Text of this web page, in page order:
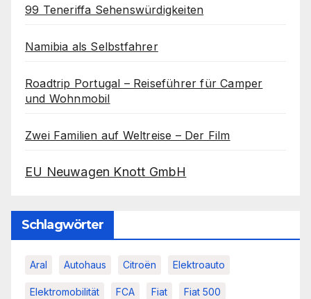
99 Teneriffa Sehenswürdigkeiten
Namibia als Selbstfahrer
Roadtrip Portugal – Reiseführer für Camper
und Wohnmobil
Zwei Familien auf Weltreise – Der Film
EU Neuwagen Knott GmbH
Schlagwörter
Aral Autohaus Citroën Elektroauto
Elektromobilität FCA Fiat Fiat 500